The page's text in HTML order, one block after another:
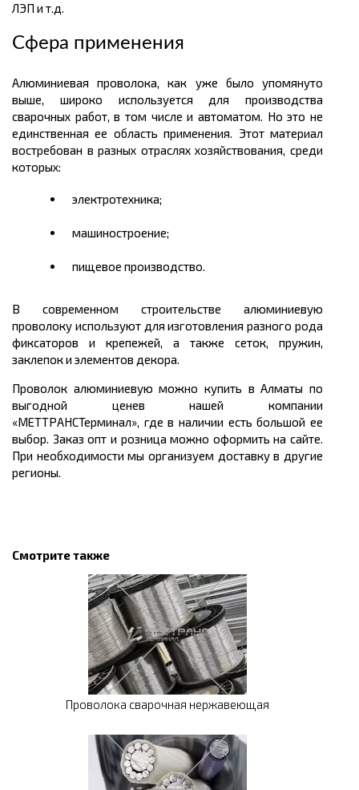
ЛЭП и т.д.
Сфера применения
Алюминиевая проволока, как уже было упомянуто
выше, широко используется для производства
сварочных работ, в том числе и автоматом. Но это не
единственная ее область применения. Этот материал
востребован в разных отраслях хозяйствования, среди
которых:
электротехника;
машиностроение;
пищевое производство.
В современном строительстве алюминиевую
проволоку используют для изготовления разного рода
фиксаторов и крепежей, а также сеток, пружин,
заклепок и элементов декора.
Проволок алюминиевую можно купить в Алматы по
выгодной ценев нашей компании
«МЕТТРАНСТерминал», где в наличии есть большой ее
выбор. Заказ опт и розница можно оформить на сайте.
При необходимости мы организуем доставку в другие
регионы.
Смотрите также
Проволока сварочная нержавеющая